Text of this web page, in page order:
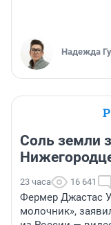
Надежда
Соль земли
23 часа 16 641
Фермер Джастас
молочник»,